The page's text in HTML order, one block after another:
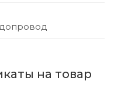
на товар